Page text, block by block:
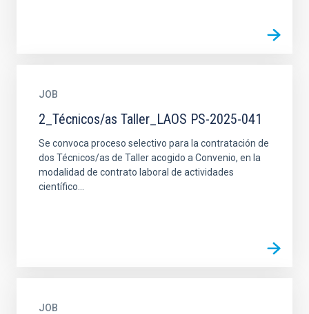
JOB
2_Técnicos/as Taller_LAOS PS-2025-041
Se convoca proceso selectivo para la contratación de
dos Técnicos/as de Taller acogido a Convenio, en la
modalidad de contrato laboral de actividades
científico...
JOB